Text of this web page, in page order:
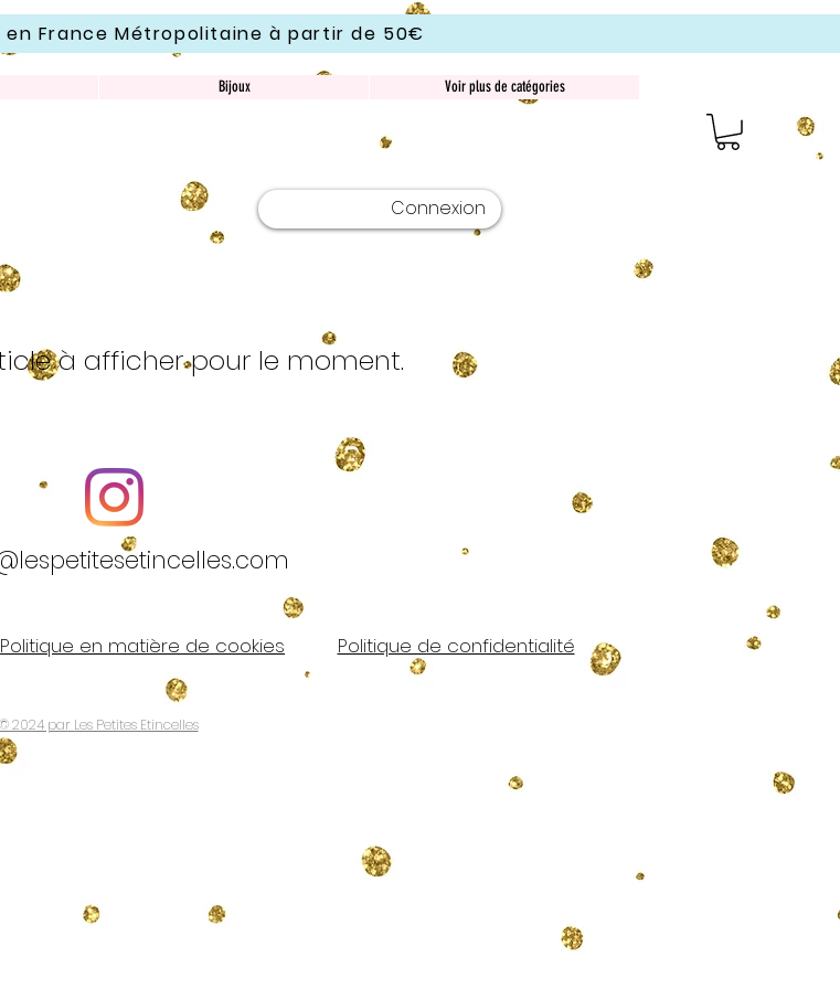
France Métropolitaine à partir de 50€
Bijoux Voir plus de catégories
Connexion
à afficher pour le moment.
Politique en matière de cookies Politique de confidentialité
© 2024 par Les Petites Etincelles